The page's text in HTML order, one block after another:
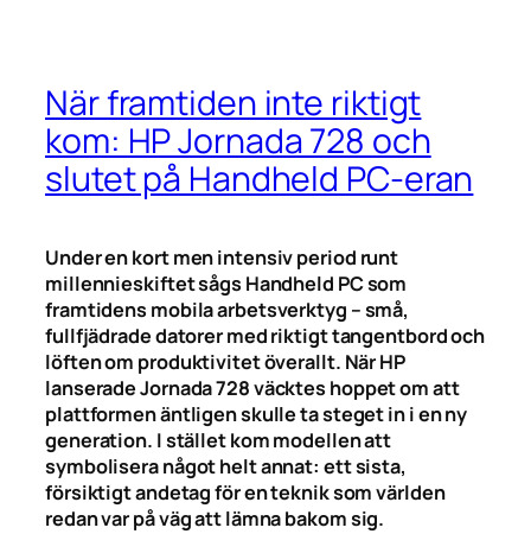
När framtiden inte riktigt
kom: HP Jornada 728 och
slutet på Handheld PC-eran
Under en kort men intensiv period runt
millennieskiftet sågs Handheld PC som
framtidens mobila arbetsverktyg – små,
fullfjädrade datorer med riktigt tangentbord och
löften om produktivitet överallt. När HP
lanserade Jornada 728 väcktes hoppet om att
plattformen äntligen skulle ta steget in i en ny
generation. I stället kom modellen att
symbolisera något helt annat: ett sista,
försiktigt andetag för en teknik som världen
redan var på väg att lämna bakom sig.